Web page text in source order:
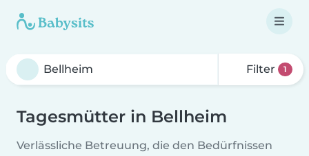
Filter 1
Tagesmütter in Bellheim
Verlässliche Betreuung, die den Bedürfnissen